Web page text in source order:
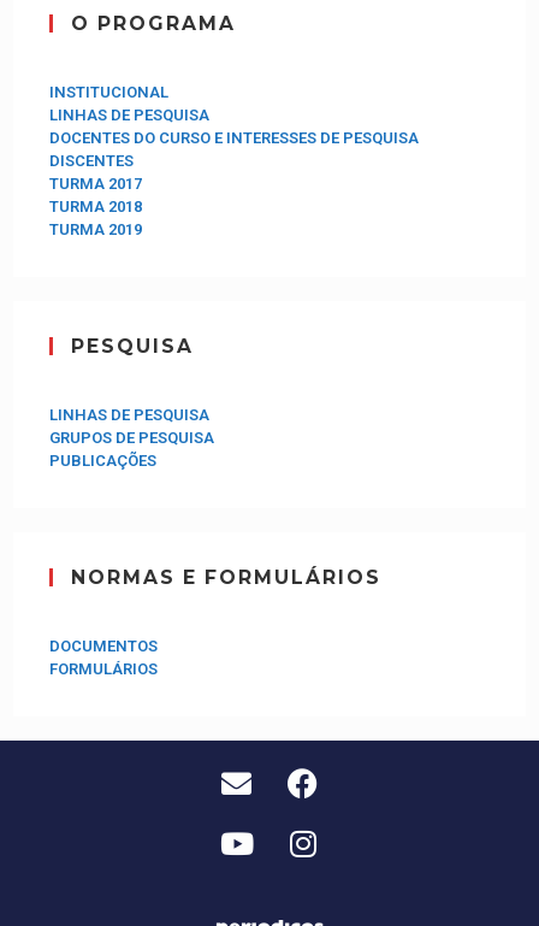
O PROGRAMA
INSTITUCIONAL
LINHAS DE PESQUISA
DOCENTES DO CURSO E INTERESSES DE PESQUISA
DISCENTES
TURMA 2017
TURMA 2018
TURMA 2019
PESQUISA
LINHAS DE PESQUISA
GRUPOS DE PESQUISA
PUBLICAÇÕES
NORMAS E FORMULÁRIOS
DOCUMENTOS
FORMULÁRIOS